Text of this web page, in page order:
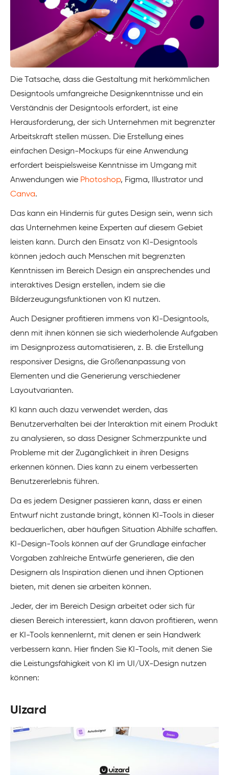
Die Tatsache, dass die Gestaltung mit herkömmlichen
Designtools umfangreiche Designkenntnisse und ein
Verständnis der Designtools erfordert, ist eine
Herausforderung, der sich Unternehmen mit begrenzter
Arbeitskraft stellen müssen. Die Erstellung eines
einfachen Design-Mockups für eine Anwendung
erfordert beispielsweise Kenntnisse im Umgang mit
Anwendungen wie Photoshop, Figma, Illustrator und
Canva.
Das kann ein Hindernis für gutes Design sein, wenn sich
das Unternehmen keine Experten auf diesem Gebiet
leisten kann. Durch den Einsatz von KI-Designtools
können jedoch auch Menschen mit begrenzten
Kenntnissen im Bereich Design ein ansprechendes und
interaktives Design erstellen, indem sie die
Bilderzeugungsfunktionen von KI nutzen.
Auch Designer profitieren immens von KI-Designtools,
denn mit ihnen können sie sich wiederholende Aufgaben
im Designprozess automatisieren, z. B. die Erstellung
responsiver Designs, die Größenanpassung von
Elementen und die Generierung verschiedener
Layoutvarianten.
KI kann auch dazu verwendet werden, das
Benutzerverhalten bei der Interaktion mit einem Produkt
zu analysieren, so dass Designer Schmerzpunkte und
Probleme mit der Zugänglichkeit in ihren Designs
erkennen können. Dies kann zu einem verbesserten
Benutzererlebnis führen.
Da es jedem Designer passieren kann, dass er einen
Entwurf nicht zustande bringt, können KI-Tools in dieser
bedauerlichen, aber häufigen Situation Abhilfe schaffen.
KI-Design-Tools können auf der Grundlage einfacher
Vorgaben zahlreiche Entwürfe generieren, die den
Designern als Inspiration dienen und ihnen Optionen
bieten, mit denen sie arbeiten können.
Jeder, der im Bereich Design arbeitet oder sich für
diesen Bereich interessiert, kann davon profitieren, wenn
er KI-Tools kennenlernt, mit denen er sein Handwerk
verbessern kann. Hier finden Sie KI-Tools, mit denen Sie
die Leistungsfähigkeit von KI im UI/UX-Design nutzen
können:
Uizard